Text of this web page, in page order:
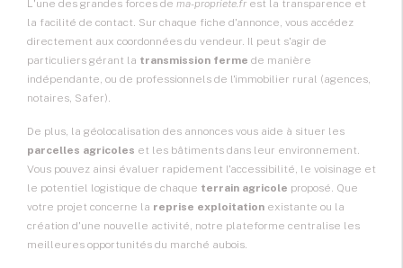
L'une des grandes forces de ma-propriete.fr est la transparence et
la facilité de contact. Sur chaque fiche d'annonce, vous accédez
directement aux coordonnées du vendeur. Il peut s'agir de
particuliers gérant la transmission ferme de manière
indépendante, ou de professionnels de l'immobilier rural (agences,
notaires, Safer).
De plus, la géolocalisation des annonces vous aide à situer les
parcelles agricoles et les bâtiments dans leur environnement.
Vous pouvez ainsi évaluer rapidement l'accessibilité, le voisinage et
le potentiel logistique de chaque terrain agricole proposé. Que
votre projet concerne la reprise exploitation existante ou la
création d'une nouvelle activité, notre plateforme centralise les
meilleures opportunités du marché aubois.